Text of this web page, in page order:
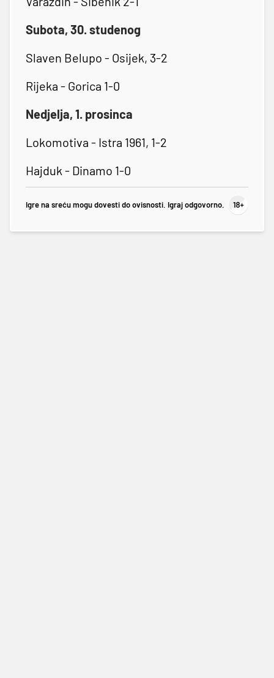
Subota, 30. studenog
Slaven Belupo - Osijek, 3-2
Rijeka - Gorica 1-0
Nedjelja, 1. prosinca
Lokomotiva - Istra 1961, 1-2
Hajduk - Dinamo 1-0
Igre na sreću mogu dovesti do ovisnosti. Igraj odgovorno.